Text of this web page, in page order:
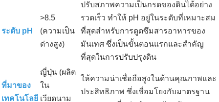
ระดับ pH
>8.5
(ความเป็น
ด่างสูง)
ปรับสภาพความเป็นกรดของดินได้อย่าง
รวดเร็ว ทำให้ pH อยู่ในระดับที่เหมาะสม
ที่สุดสำหรับการดูดซึมสารอาหารของ
มันเทศ ซึ่งเป็นขั้นตอนแรกและสำคัญ
ที่สุดในการปรับปรุงดิน
ที่มาของ
เทคโนโลยี
ญี่ปุ่น (ผลิต
ใน
เวียดนาม
ให้ความน่าเชื่อถือสูงในด้านคุณภาพและ
ประสิทธิภาพ ซึ่งเชื่อมโยงกับมาตรฐาน